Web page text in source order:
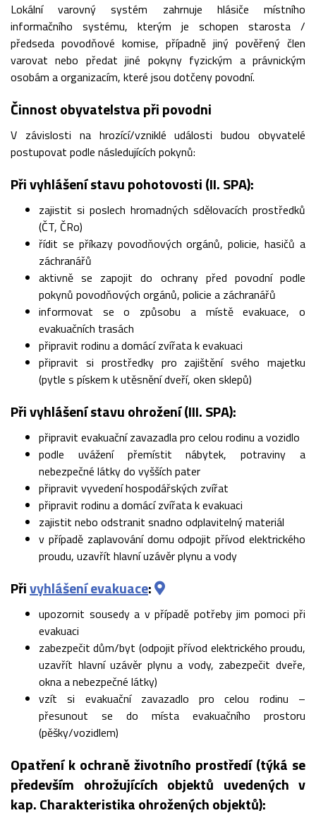
Lokální varovný systém zahrnuje hlásiče místního
informačního systému, kterým je schopen starosta /
předseda povodňové komise, případně jiný pověřený člen
varovat nebo předat jiné pokyny fyzickým a právnickým
osobám a organizacím, které jsou dotčeny povodní.
Činnost obyvatelstva při povodni
V závislosti na hrozící/vzniklé události budou obyvatelé
postupovat podle následujících pokynů:
Při vyhlášení stavu pohotovosti (II. SPA):
zajistit si poslech hromadných sdělovacích prostředků
(ČT, ČRo)
řídit se příkazy povodňových orgánů, policie, hasičů a
záchranářů
aktivně se zapojit do ochrany před povodní podle
pokynů povodňových orgánů, policie a záchranářů
informovat se o způsobu a místě evakuace, o
evakuačních trasách
připravit rodinu a domácí zvířata k evakuaci
připravit si prostředky pro zajištění svého majetku
(pytle s pískem k utěsnění dveří, oken sklepů)
Při vyhlášení stavu ohrožení (III. SPA):
připravit evakuační zavazadla pro celou rodinu a vozidlo
podle uvážení přemístit nábytek, potraviny a
nebezpečné látky do vyšších pater
připravit vyvedení hospodářských zvířat
připravit rodinu a domácí zvířata k evakuaci
zajistit nebo odstranit snadno odplavitelný materiál
v případě zaplavování domu odpojit přívod elektrického
proudu, uzavřít hlavní uzávěr plynu a vody
Přivyhlášení evakuace:
upozornit sousedy a v případě potřeby jim pomoci při
evakuaci
zabezpečit dům/byt (odpojit přívod elektrického proudu,
uzavřít hlavní uzávěr plynu a vody, zabezpečit dveře,
okna a nebezpečné látky)
vzít si evakuační zavazadlo pro celou rodinu –
přesunout se do místa evakuačního prostoru
(pěšky/vozidlem)
Opatření k ochraně životního prostředí (týká se
především ohrožujících objektů uvedených v
kap. Charakteristika ohrožených objektů):